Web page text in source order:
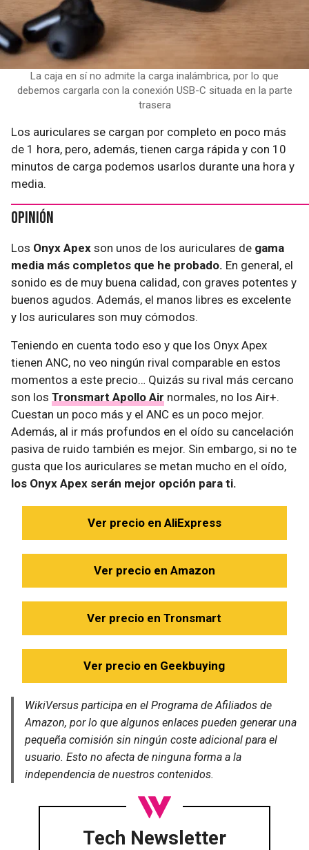
La caja en sí no admite la carga inalámbrica, por lo que
debemos cargarla con la conexión USB-C situada en la parte
trasera
Los auriculares se cargan por completo en poco más
de 1 hora, pero, además, tienen carga rápida y con 10
minutos de carga podemos usarlos durante una hora y
media.
Opinión
Los Onyx Apex son unos de los auriculares de gama
media más completos que he probado. En general, el
sonido es de muy buena calidad, con graves potentes y
buenos agudos. Además, el manos libres es excelente
y los auriculares son muy cómodos.
Teniendo en cuenta todo eso y que los Onyx Apex
tienen ANC, no veo ningún rival comparable en estos
momentos a este precio… Quizás su rival más cercano
son los Tronsmart Apollo Air normales, no los Air+.
Cuestan un poco más y el ANC es un poco mejor.
Además, al ir más profundos en el oído su cancelación
pasiva de ruido también es mejor. Sin embargo, si no te
gusta que los auriculares se metan mucho en el oído,
los Onyx Apex serán mejor opción para ti.
Ver precio en AliExpress
Ver precio en Amazon
Ver precio en Tronsmart
Ver precio en Geekbuying
WikiVersus participa en el Programa de Afiliados de
Amazon, por lo que algunos enlaces pueden generar una
pequeña comisión sin ningún coste adicional para el
usuario. Esto no afecta de ninguna forma a la
independencia de nuestros contenidos.
Tech Newsletter